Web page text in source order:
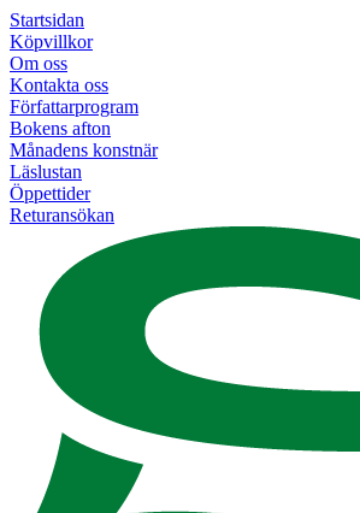
Startsidan
Köpvillkor
Om oss
Kontakta oss
Författarprogram
Bokens afton
Månadens konstnär
Läslustan
Öppettider
Returansökan